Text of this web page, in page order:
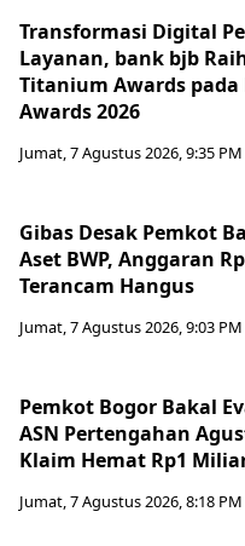
Transformasi Digital
Layanan, bank bjb
Titanium Awards pada
Awards 2026
Jumat, 7 Agustus 2026, 9:35 PM
Gibas Desak Pemkot
Aset BWP, Anggaran
Terancam Hangus
Jumat, 7 Agustus 2026, 9:03 PM
Pemkot Bogor Bakal
ASN Pertengahan
Klaim Hemat Rp1
Jumat, 7 Agustus 2026, 8:18 PM